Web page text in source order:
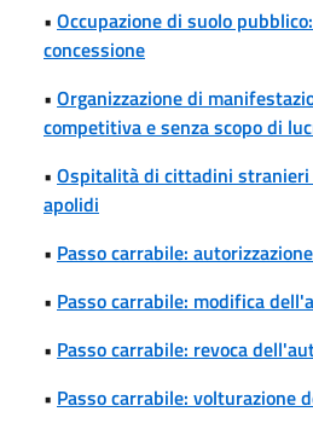
• Occupazione di suolo
concessione
• Organizzazione di
competitiva e senza scopo di
• Ospitalità di cittadini
apolidi
• Passo carrabile:
• Passo carrabile: modifica
• Passo carrabile: revoca
• Passo carrabile: volturazione